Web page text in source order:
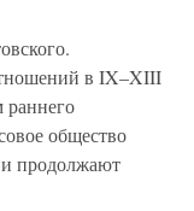
в IX–XIII
раннего
общество
и продолжают